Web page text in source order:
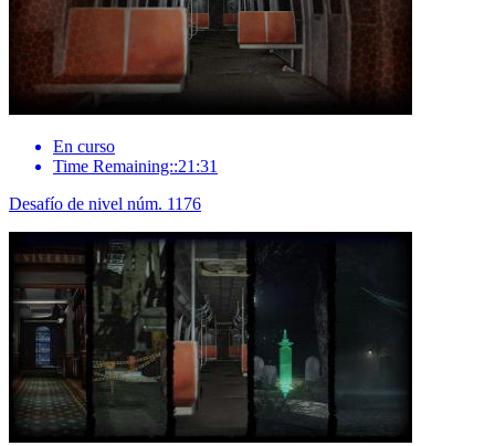
En curso
Time Remaining::21:31
Desafío de nivel núm. 1176